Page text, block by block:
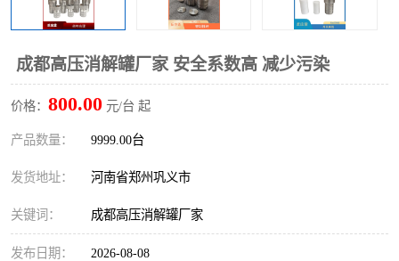
成都高压消解罐厂家 安全系数高 减少污染
价格： 800.00 元/台 起
产品数量： 9999.00台
发货地址： 河南省郑州巩义市
关键词： 成都高压消解罐厂家
发布日期： 2026-08-08